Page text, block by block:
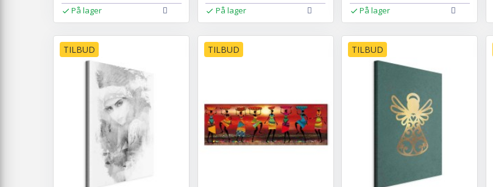
På lager På lager På lager
TILBUD TILBUD TILBUD